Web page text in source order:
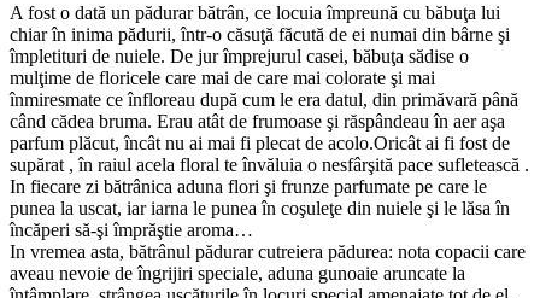
A fost o dată un pădurar bătrân, ce locuia împreună cu băbuţa lui
chiar în inima pădurii, într-o căsuţă făcută de ei numai din bârne şi
împletituri de nuiele. De jur împrejurul casei, băbuţa sădise o
mulţime de floricele care mai de care mai colorate şi mai
înmiresmate ce înfloreau după cum le era datul, din primăvară până
când cădea bruma. Erau atât de frumoase şi răspândeau în aer aşa
parfum plăcut, încât nu ai mai fi plecat de acolo.Oricât ai fi fost de
supărat , în raiul acela floral te învăluia o nesfârşită pace sufletească .
In fiecare zi bătrânica aduna flori şi frunze parfumate pe care le
punea la uscat, iar iarna le punea în coşuleţe din nuiele şi le lăsa în
încăperi să-şi împrăştie aroma…
In vremea asta, bătrânul pădurar cutreiera pădurea: nota copacii care
aveau nevoie de îngrijiri speciale, aduna gunoaie aruncate la